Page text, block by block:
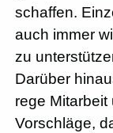
schaffen.
auch immer
zu
Darüber
rege
Vorschläge,